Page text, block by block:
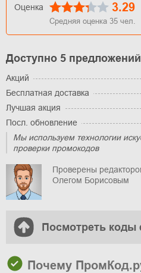
Оценка 3.29
Средняя оценка 35 чел.
Доступно 5 предложений
Акций
Бесплатная доставка
Лучшая акция
Посл. обновление
Мы используем технологии
проверки промокодов
Проверены
Олегом Борисовым
Посмотреть коды
Почему